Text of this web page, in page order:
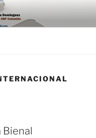
Bienal